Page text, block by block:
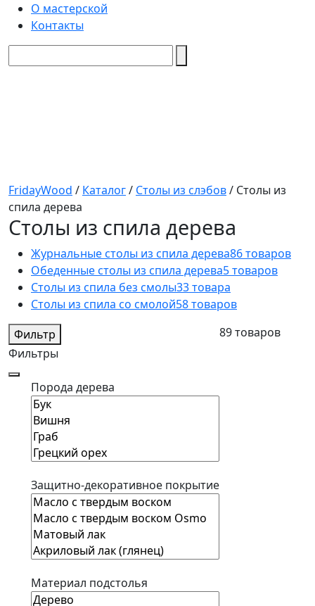
О мастерской
Контакты
FridayWood / Каталог/ Столы из слэбов/ Столы из
спила дерева
Столы из спила дерева
Журнальные столы из спила дерева86 товаров
Обеденные столы из спила дерева5 товаров
Столы из спила без смолы33 товара
Столы из спила со смолой58 товаров
Фильтр
Фильтры
Порода дерева
Защитно-декоративное покрытие
Материал подстолья
89 товаров